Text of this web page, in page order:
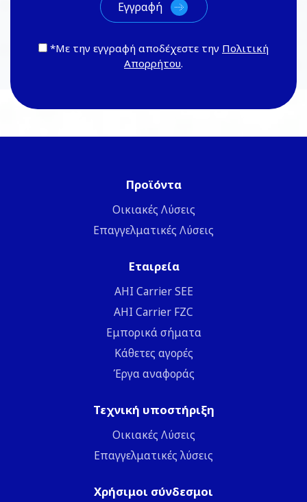
*Με την εγγραφή αποδέχεστε την Πολιτική
Απορρήτου.
Προϊόντα
Οικιακές Λύσεις
Επαγγελματικές Λύσεις
Εταιρεία
ΑΗΙ Carrier SEE
AHI Carrier FZC
Εμπορικά σήματα
Κάθετες αγορές
Έργα αναφοράς
Τεχνική υποστήριξη
Οικιακές Λύσεις
Επαγγελματικές λύσεις
Χρήσιμοι σύνδεσμοι